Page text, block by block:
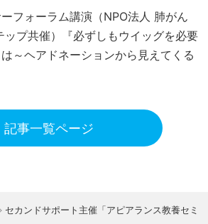
フォーラム講演（NPO法人 肺がん
ップ共催）『必ずしもウイッグを必要
～ヘアドネーションから見えてくる
記事一覧ページ
セカンドサポート主催「アピアランス教養セミ